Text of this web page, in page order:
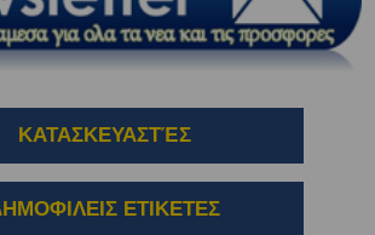
ΚΑΤΑΣΚΕΥΑΣΤΈΣ
ΕΤΙΚΕΤΕΣ